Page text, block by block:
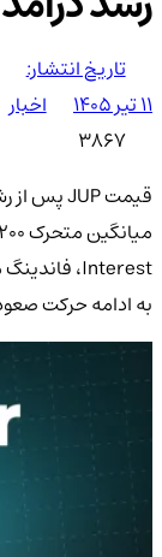
تاریخ انتشار:
۱۱ تیر ۱۴۰۵
اخبار
3867
به ادامه حرکت